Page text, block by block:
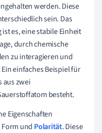
werden. Diese
sein. Das
es, eine stabile Einheit
durch chemische
zu interagieren und
einfaches Beispiel für
aus zwei
besteht.
Eigenschaften
und Polarität. Diese